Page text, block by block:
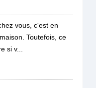
vous, c'est en
Toutefois, ce
si v...